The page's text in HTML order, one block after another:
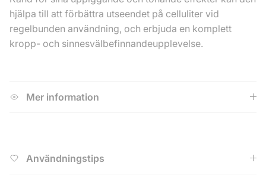
hjälpa till att förbättra utseendet på celluliter vid
regelbunden användning, och erbjuda en komplett
kropp- och sinnesvälbefinnandeupplevelse.
Mer information
Användningstips